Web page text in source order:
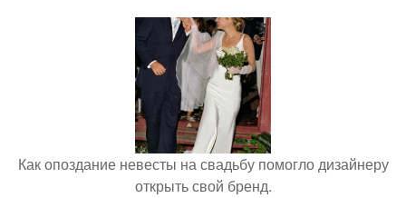
Как опоздание невесты на свадьбу помогло дизайнеру
открыть свой бренд.